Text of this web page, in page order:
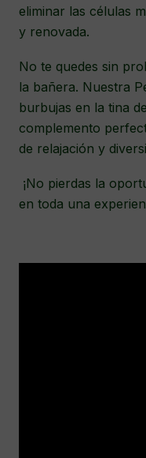
eliminar las células
y renovada.
No te quedes sin
la bañera. Nuestra
burbujas en la tina
complemento
de relajación y
¡No pierdas la
en toda una